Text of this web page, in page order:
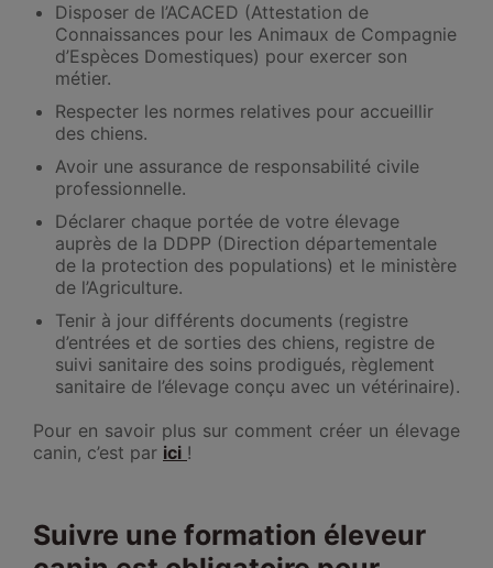
Disposer de l’ACACED (Attestation de
Connaissances pour les Animaux de Compagnie
d’Espèces Domestiques) pour exercer son
métier.
Respecter les normes relatives pour accueillir
des chiens.
Avoir une assurance de responsabilité civile
professionnelle.
Déclarer chaque portée de votre élevage
auprès de la DDPP (Direction départementale
de la protection des populations) et le ministère
de l’Agriculture.
Tenir à jour différents documents (registre
d’entrées et de sorties des chiens, registre de
suivi sanitaire des soins prodigués, règlement
sanitaire de l’élevage conçu avec un vétérinaire).
Pour en savoir plus sur comment créer un élevage
canin, c’est par ici !
Suivre une formation éleveur